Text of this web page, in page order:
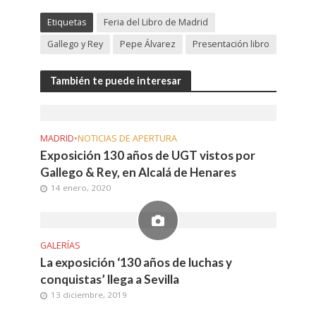
Etiquetas
Feria del Libro de Madrid
Gallego y Rey
Pepe Álvarez Presentación libro
También te puede interesar
MADRID•NOTICIAS DE APERTURA
Exposición 130 años de UGT vistos por
Gallego & Rey, en Alcalá de Henares
14 enero, 2020
GALERÍAS
La exposición ‘130 años de luchas y
conquistas’ llega a Sevilla
13 diciembre, 2019